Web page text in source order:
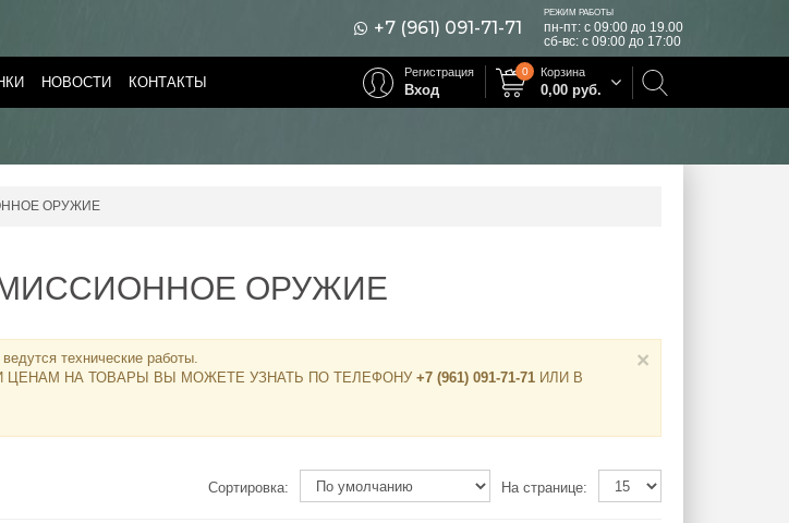
+7 (961) 091-71-71
РЕЖИМ РАБОТЫ
пн-пт: с 09:00 до 19.00
сб-вс: с 09:00 до 17:00
НОВОСТИ КОНТАКТЫ
Корзина
0,00 руб.
0
Регистрация
Вход
ОРУЖИЕ
ОРУЖИЕ
технические работы.
НА ТОВАРЫ ВЫ МОЖЕТЕ УЗНАТЬ ПО ТЕЛЕФОНУ +7 (961) 091-71-71 ИЛИ В
×
Сортировка: На странице: